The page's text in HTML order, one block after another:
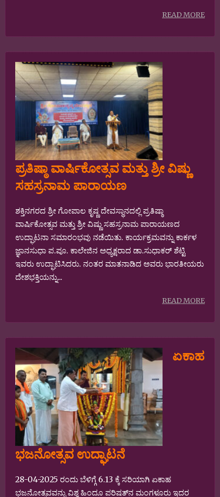
READ MORE
ಪ್ರತಿಷ್ಠಾ ವಾರ್ಷಿಕೋತ್ಸವ ಮತ್ತು ಶ್ರೀ ವಿಷ್ಣು
ಸಹಸ್ರನಾಮ ಪಾರಾಯಣ
ಶಕ್ತಿನಗರದ ಶ್ರೀ ಗೋಪಾಲ ಕೃಷ್ಣ ದೇವಸ್ಥಾನದಲ್ಲಿ ಪ್ರತಿಷ್ಠಾ
ವಾರ್ಷಿಕೋತ್ಸವ ಮತ್ತು ಶ್ರೀ ವಿಷ್ಣು ಸಹಸ್ರನಾಮ ಪಾರಾಯಣದ
ಉದ್ಘಾಟನಾ ಸಮಾರಂಭವು ನಡೆಯಿತು. ಕಾರ್ಯಕ್ರಮವನ್ನು ಕಾರ್ಕಳ
ಜ್ಞಾನಸುಧಾ ಪ.ಪೂ. ಕಾಲೇಜಿನ ಅಧ್ಯಕ್ಷರಾದ ಡಾ.ಸುಧಾಕರ್ ಶೆಟ್ಟಿ
ಇವರು ಉದ್ಘಾಟಿಸಿದರು. ನಂತರ ಮಾತನಾಡಿದ ಅವರು ಭಾರತೀಯರು
ದೇಶಭಕ್ತಿಯನ್ನು...
READ MORE
ಏಕಾಹ
ಭಜನೋತ್ಸವ ಉದ್ಘಾಟನೆ
28-04-2025 ರಂದು ಬೆಳಿಗ್ಗೆ 6.13 ಕ್ಕೆ ಸರಿಯಾಗಿ ಏಕಾಹ
ಭಜನೋತ್ಸವವನ್ನು ವಿಶ್ವ ಹಿಂದೂ ಪರಿಷತ್‌ನ ಮಂಗಳೂರು ಇದರ